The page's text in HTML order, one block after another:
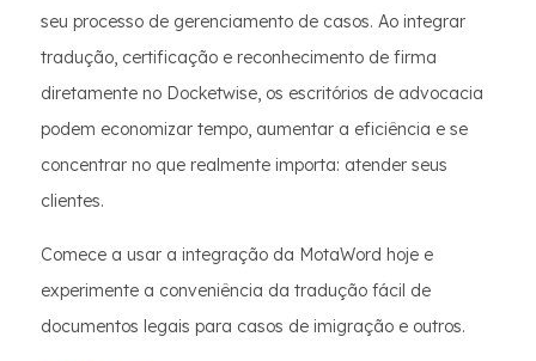
seu processo de gerenciamento de casos. Ao integrar
tradução, certificação e reconhecimento de firma
diretamente no Docketwise, os escritórios de advocacia
podem economizar tempo, aumentar a eficiência e se
concentrar no que realmente importa: atender seus
clientes.
Comece a usar a integração da MotaWord hoje e
experimente a conveniência da tradução fácil de
documentos legais para casos de imigração e outros.